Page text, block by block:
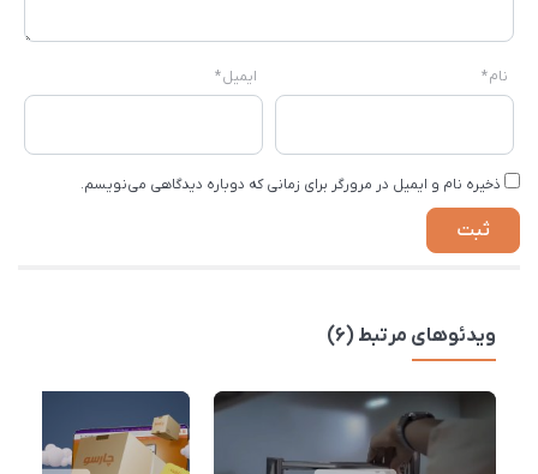
نام* ایمیل*
ذخیره نام و ایمیل در مرورگر برای زمانی که دوباره دیدگاهی می‌نویسم.
ویدئوهای مرتبط (6)